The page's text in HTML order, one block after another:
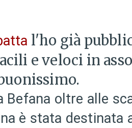
l'ho già
e veloci in
Befana oltre alle
è stata destinata